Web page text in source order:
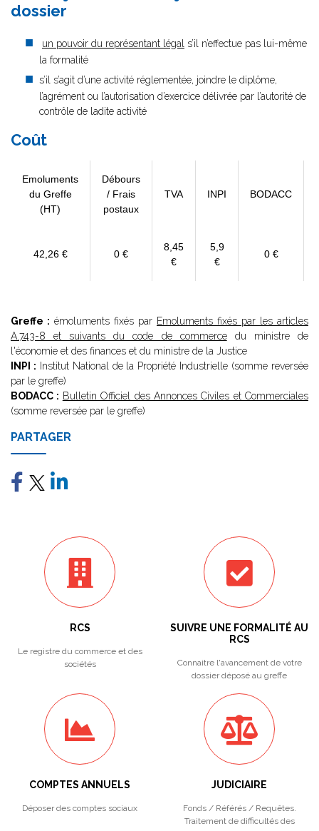
dossier
un pouvoir du représentant légal s’il n’effectue pas lui-même
la formalité
s’il s’agit d’une activité réglementée, joindre le diplôme,
l’agrément ou l’autorisation d’exercice délivrée par l’autorité de
contrôle de ladite activité
Coût
Emoluments
du Greffe
(HT)
Débours
/ Frais
postaux
TVA INPI BODACC
42,26 € 0 €
8,45
€
5,9
€
0 €
Greffe : émoluments fixés par Emoluments fixés par les articles
A.743-8 et suivants du code de commercedu ministre de
l'économie et des finances et du ministre de la Justice
INPI : Institut National de la Propriété Industrielle (somme reversée
par le greffe)
BODACC : Bulletin Officiel des Annonces Civiles et Commerciales
(somme reversée par le greffe)
PARTAGER
RCS
Le registre du commerce et des
sociétés
SUIVRE UNE FORMALITÉ AU
RCS
Connaitre l'avancement de votre
dossier déposé au greffe
COMPTES ANNUELS
Déposer des comptes sociaux
JUDICIAIRE
Fonds / Référés / Requêtes.
Traitement de difficultés des